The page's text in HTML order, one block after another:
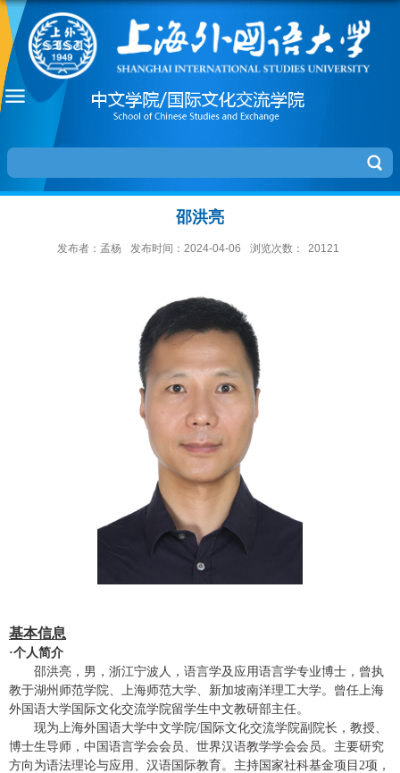
邵洪亮
发布者：孟杨 发布时间：2024-04-06 浏览次数： 20121
基本信息
·个人简介
邵洪亮，男，浙江宁波人，语言学及应用语言学专业博士，曾执
教于湖州师范学院、上海师范大学、新加坡南洋理工大学。 曾任上海
外国语大学国际文化交流学院留学生中文教研部主任。
现为上海外国语大学中文学院/国际文化交流学院副院长， 教授、
博士生导师 ，中国语言学会会员、世界汉语教学学会会员。 主要研究
方向为语法理论与应用、汉语国际教育。主持国家社科基金项目 2项，